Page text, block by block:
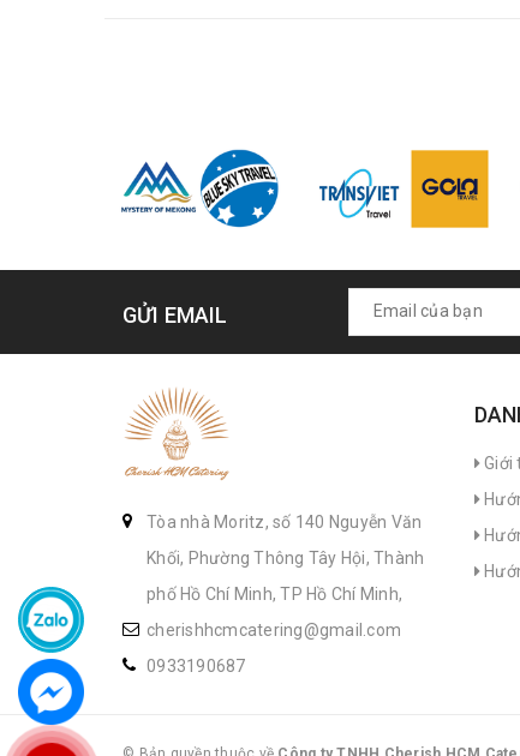
GỬI EMAIL
Tòa nhà Moritz, số 140 Nguyễn Văn
Khối, Phường Thông Tây Hội, Thành
phố Hồ Chí Minh, TP Hồ Chí Minh,
cherishhcmcatering@gmail.com
0933190687
Giới